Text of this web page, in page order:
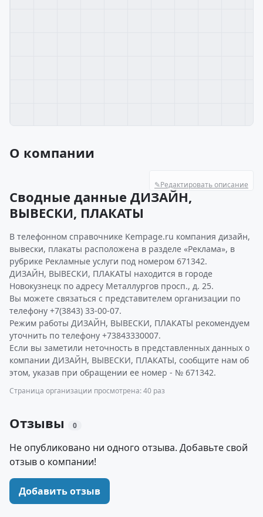
О компании
✎Редактировать описание
Сводные данные ДИЗАЙН,
ВЫВЕСКИ, ПЛАКАТЫ
В телефонном справочнике Kempage.ru компания дизайн,
вывески, плакаты расположена в разделе «Реклама», в
рубрике Рекламные услуги под номером 671342.
ДИЗАЙН, ВЫВЕСКИ, ПЛАКАТЫ находится в городе
Новокузнецк по адресу Металлургов просп., д. 25.
Вы можете связаться с представителем организации по
телефону +7(3843) 33-00-07.
Режим работы ДИЗАЙН, ВЫВЕСКИ, ПЛАКАТЫ рекомендуем
уточнить по телефону +73843330007.
Если вы заметили неточность в представленных данных о
компании ДИЗАЙН, ВЫВЕСКИ, ПЛАКАТЫ, сообщите нам об
этом, указав при обращении ее номер - № 671342.
Страница организации просмотрена: 40 раз
Отзывы 0
Не опубликовано ни одного отзыва. Добавьте свой
отзыв о компании!
Добавить отзыв